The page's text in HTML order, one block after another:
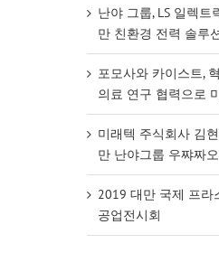
난야 그룹, LS 일렉트
만 친환경 전력 솔루
포모사와 카이스트,
의료 연구 협력으로
미래텍 주식회사 김
만 난야그룹 우쨔짜
2019 대만 국제 프라
공업전시회